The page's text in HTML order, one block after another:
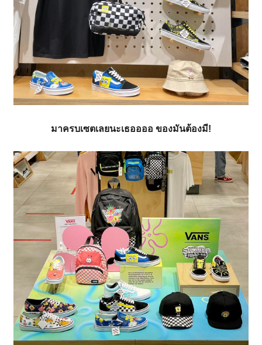
มาครบเซตเลยนะเธออออ ของมันต้องมี!